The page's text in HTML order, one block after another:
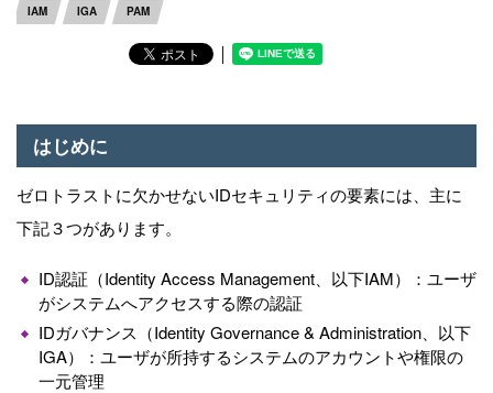
IAM IGA PAM
│
はじめに
ゼロトラストに欠かせないIDセキュリティの要素には、主に
下記３つがあります。
ID認証（Identity Access Management、以下IAM）：ユーザ
がシステムへアクセスする際の認証
IDガバナンス（Identity Governance & Administration、以下
IGA）：ユーザが所持するシステムのアカウントや権限の
一元管理